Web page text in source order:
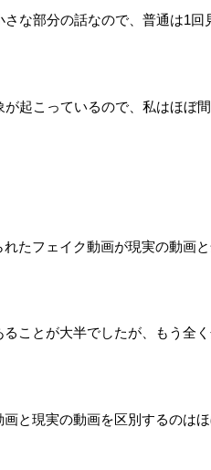
な部分の話なので、普通は1回
起こっているので、私はほぼ
たフェイク動画が現実の動画
ことが大半でしたが、もう全
と現実の動画を区別するのは